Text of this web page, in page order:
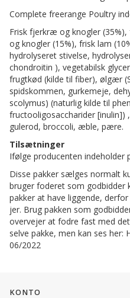
Complete freerange Poultry
Frisk fjerkræ og knogler (35%),
og knogler (15%), frisk lam
hydrolyseret stivelse,
chondroitin ), vegetabilsk
frugtkød (kilde til fiber), ølgær
spidskommen, gurkemeje,
scolymus) (naturlig kilde til
fructooligosaccharider [inulin])
gulerod, broccoli, æble, pære.
Tilsætninger
Ifølge producenten
Disse pakker sælges normalt
bruger foderet som godbidder
pakker at have liggende,
jer. Brug pakken som
overvejer at fodre fast med
selve pakke, men kan ses her:
06/2022
KONTO